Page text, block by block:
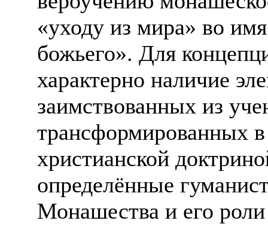
«уходу из мира» во
божьего». Для
характерно наличие
заимствованных из
трансформированных в
христианской
определённые
Монашества и его